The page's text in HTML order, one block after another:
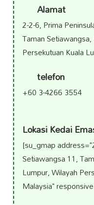
Alamat
2-2-6, Prima
Taman
Persekutuan Kuala
telefon
+60 3-4266 3554
Lokasi Kedai
[su_gmap
Setiawangsa 11,
Lumpur, Wilayah
Malaysia"